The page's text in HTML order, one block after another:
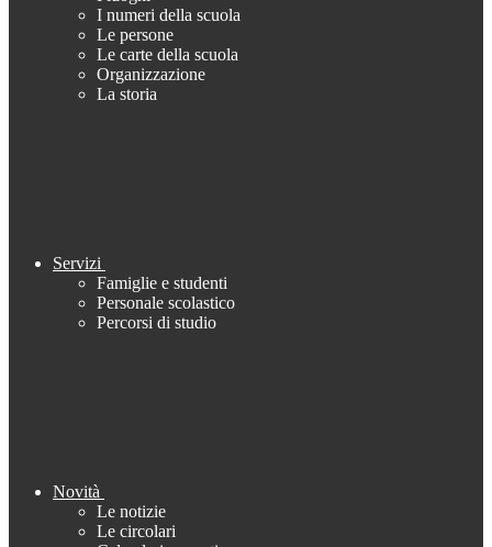
I numeri della scuola
Le persone
Le carte della scuola
Organizzazione
La storia
Servizi
Famiglie e studenti
Personale scolastico
Percorsi di studio
Novità
Le notizie
Le circolari